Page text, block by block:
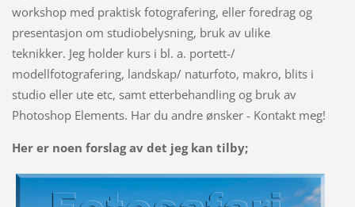
workshop med praktisk fotografering, eller foredrag og
presentasjon om studiobelysning, bruk av ulike
teknikker. Jeg holder kurs i bl. a. portett-/
modellfotografering, landskap/ naturfoto, makro, blits i
studio eller ute etc, samt etterbehandling og bruk av
Photoshop Elements. Har du andre ønsker - Kontakt meg!
Her er noen forslag av det jeg kan tilby;